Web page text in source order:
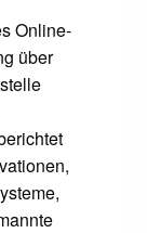
Online-
über